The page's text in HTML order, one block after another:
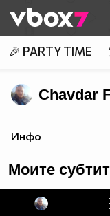
👾
🎉 PARTY TIME
Chavdar
Инфо
Моите